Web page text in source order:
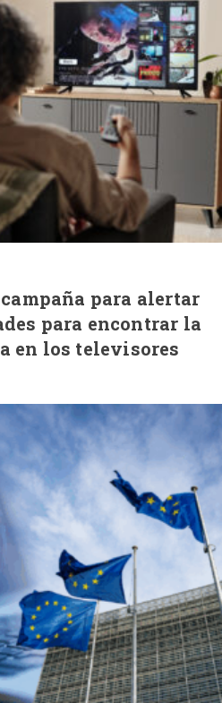
para alertar
para encontrar la
en los televisores